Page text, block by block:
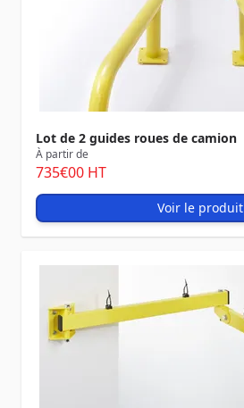
Lot de 2 guides roues de camion
À partir de
735€00 HT
Voir le produit